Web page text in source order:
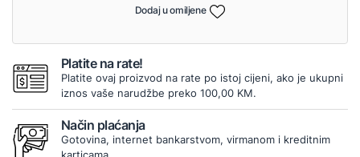
Dodaj u omiljene
Platite na rate!
Platite ovaj proizvod na rate po istoj cijeni, ako je ukupni
iznos vaše narudžbe preko 100,00 KM.
Način plaćanja
Gotovina, internet bankarstvom, virmanom i kreditnim
karticama.